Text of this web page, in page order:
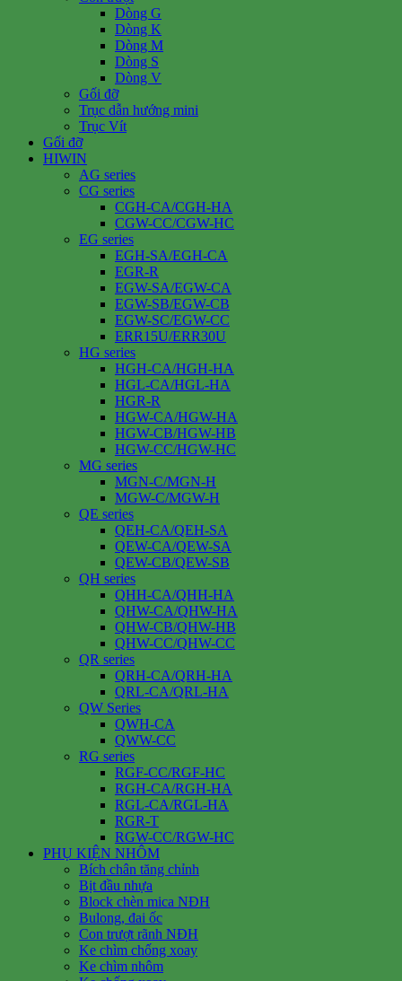
Dòng G
Dòng K
Dòng M
Dòng S
Dòng V
Gối đỡ
Trục dẫn hướng mini
Trục Vít
Gối đỡ
HIWIN
AG series
CG series
CGH-CA/CGH-HA
CGW-CC/CGW-HC
EG series
EGH-SA/EGH-CA
EGR-R
EGW-SA/EGW-CA
EGW-SB/EGW-CB
EGW-SC/EGW-CC
ERR15U/ERR30U
HG series
HGH-CA/HGH-HA
HGL-CA/HGL-HA
HGR-R
HGW-CA/HGW-HA
HGW-CB/HGW-HB
HGW-CC/HGW-HC
MG series
MGN-C/MGN-H
MGW-C/MGW-H
QE series
QEH-CA/QEH-SA
QEW-CA/QEW-SA
QEW-CB/QEW-SB
QH series
QHH-CA/QHH-HA
QHW-CA/QHW-HA
QHW-CB/QHW-HB
QHW-CC/QHW-CC
QR series
QRH-CA/QRH-HA
QRL-CA/QRL-HA
QW Series
QWH-CA
QWW-CC
RG series
RGF-CC/RGF-HC
RGH-CA/RGH-HA
RGL-CA/RGL-HA
RGR-T
RGW-CC/RGW-HC
PHỤ KIỆN NHÔM
Bích chân tăng chỉnh
Bịt đầu nhựa
Block chèn mica NĐH
Bulong, đai ốc
Con trượt rãnh NĐH
Ke chìm chống xoay
Ke chìm nhôm